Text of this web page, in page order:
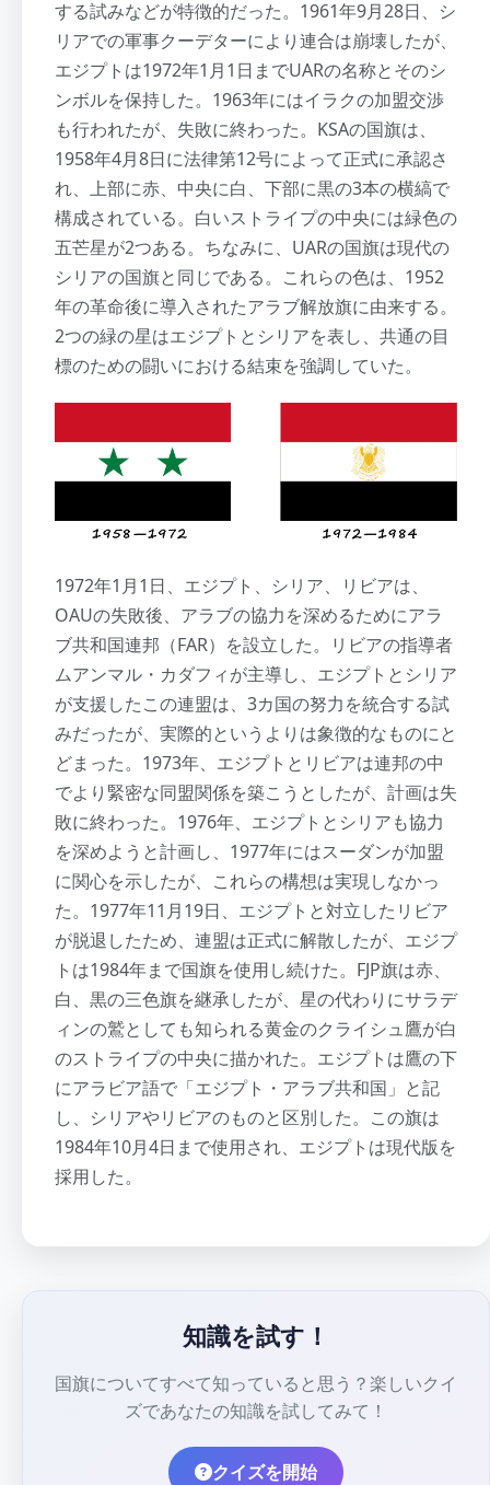
する試みなどが特徴的だった。1961年9月28日、シ
リアでの軍事クーデターにより連合は崩壊したが、
エジプトは1972年1月1日までUARの名称とそのシ
ンボルを保持した。1963年にはイラクの加盟交渉
も行われたが、失敗に終わった。KSAの国旗は、
1958年4月8日に法律第12号によって正式に承認さ
れ、上部に赤、中央に白、下部に黒の3本の横縞で
構成されている。白いストライプの中央には緑色の
五芒星が2つある。ちなみに、UARの国旗は現代の
シリアの国旗と同じである。これらの色は、1952
年の革命後に導入されたアラブ解放旗に由来する。
2つの緑の星はエジプトとシリアを表し、共通の目
標のための闘いにおける結束を強調していた。
1972年1月1日、エジプト、シリア、リビアは、
OAUの失敗後、アラブの協力を深めるためにアラ
ブ共和国連邦（FAR）を設立した。リビアの指導者
ムアンマル・カダフィが主導し、エジプトとシリア
が支援したこの連盟は、3カ国の努力を統合する試
みだったが、実際的というよりは象徴的なものにと
どまった。1973年、エジプトとリビアは連邦の中
でより緊密な同盟関係を築こうとしたが、計画は失
敗に終わった。1976年、エジプトとシリアも協力
を深めようと計画し、1977年にはスーダンが加盟
に関心を示したが、これらの構想は実現しなかっ
た。1977年11月19日、エジプトと対立したリビア
が脱退したため、連盟は正式に解散したが、エジプ
トは1984年まで国旗を使用し続けた。FJP旗は赤、
白、黒の三色旗を継承したが、星の代わりにサラデ
ィンの鷲としても知られる黄金のクライシュ鷹が白
のストライプの中央に描かれた。エジプトは鷹の下
にアラビア語で「エジプト・アラブ共和国」と記
し、シリアやリビアのものと区別した。この旗は
1984年10月4日まで使用され、エジプトは現代版を
採用した。
知識を試す！
国旗についてすべて知っていると思う？楽しいクイ
ズであなたの知識を試してみて！
クイズを開始